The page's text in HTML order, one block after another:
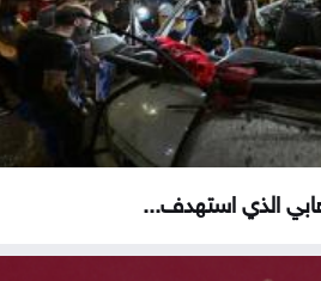
الذي استهدف...